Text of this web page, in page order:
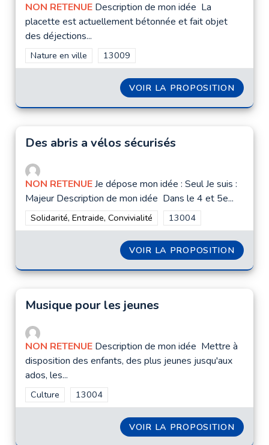
NON RETENUE Description de mon idée La
placette est actuellement bétonnée et fait objet
des déjections...
Filtrer les résultats de la catégorie : Nature en ville
Nature en ville Filtrer les résultats pour le secteur :
13009
VOIR LA PROPOSITION
Des abris a vélos sécurisés
NON RETENUEJe dépose mon idée : Seul Je suis :
Majeur Description de mon idée Dans le 4 et 5e...
Filtrer les résultats de la catégorie : Solidarité, Entraide,
Solidarité, Entraide, Convivialité Filtrer les résultats pour
13004
VOIR LA PROPOSITION DES
Musique pour les jeunes
NON RETENUE Description de mon idée Mettre à
disposition des enfants, des plus jeunes jusqu'aux
ados, les...
Filtrer les résultats de la catégorie : Culture
Culture Filtrer les résultats pour le secteur : 13004
13004
VOIR LA PROPOSITION